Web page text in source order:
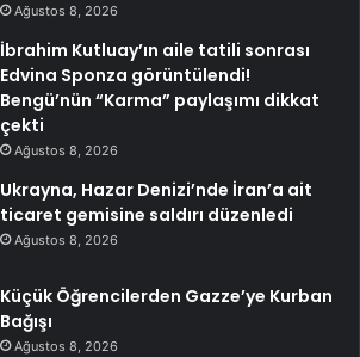
Ağustos 8, 2026
İbrahim Kutluay’ın aile tatili sonrası
Edvina Sponza görüntülendi!
Bengü’nün “Karma” paylaşımı dikkat
çekti
Ağustos 8, 2026
Ukrayna, Hazar Denizi’nde İran’a ait
ticaret gemisine saldırı düzenledi
Ağustos 8, 2026
Küçük Öğrencilerden Gazze’ye Kurban
Bağışı
Ağustos 8, 2026